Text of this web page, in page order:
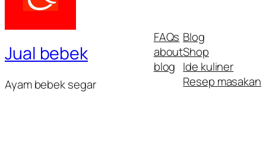
Jual bebek
Ayam bebek segar
FAQs
about
blog
Blog
Shop
Ide kuliner
Resep masakan